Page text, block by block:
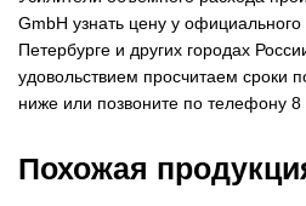
GmbH узнать цену у
Петербурге и других городах
удовольствием просчитаем сроки
ниже или позвоните по телефону 8
Похожая